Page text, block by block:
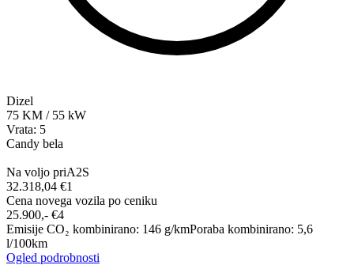
Dizel
75 KM / 55 kW
Vrata: 5
Candy bela
Na voljo priA2S
32.318,04 €1
Cena novega vozila po ceniku
25.900,-‍ €4
Emisije CO₂ kombinirano: 146 g/kmPoraba kombinirano: 5,6
l/100km
Ogled podrobnosti